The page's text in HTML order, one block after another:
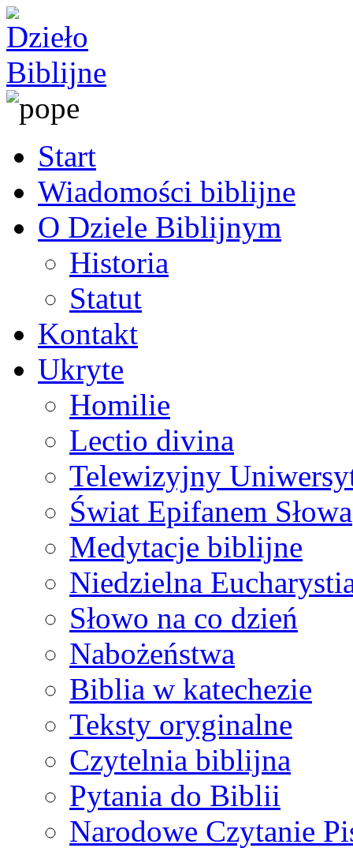
Start
Wiadomości biblijne
O Dziele Biblijnym
Historia
Statut
Kontakt
Ukryte
Homilie
Lectio divina
Telewizyjny
Świat Epifanem Słowa
Medytacje biblijne
Niedzielna
Słowo na co dzień
Nabożeństwa
Biblia w katechezie
Teksty oryginalne
Czytelnia biblijna
Pytania do Biblii
Narodowe Czytanie